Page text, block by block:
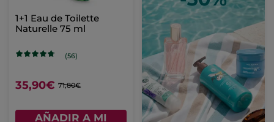
1+1 Eau de Toilette
Naturelle 75 ml
(56)
35,90€ 71,80€
AÑADIR A MI